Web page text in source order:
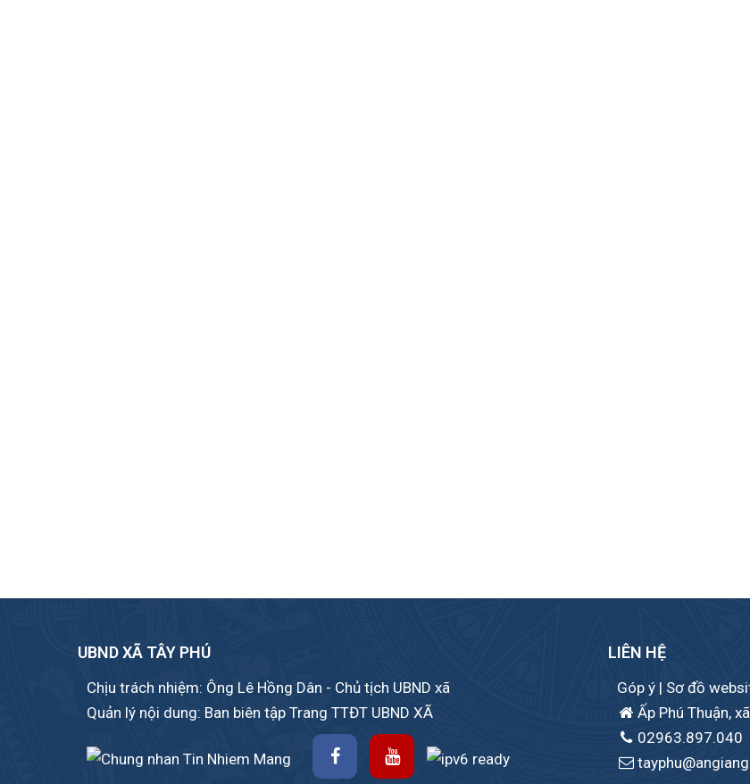
UBND XÃ TÂY PHÚ
Chịu trách nhiệm: Ông Lê Hồng Dân - Chủ tịch UBND xã
Quản lý nội dung: Ban biên tập Trang TTĐT UBND XÃ
LIÊN HỆ
Góp ý | Sơ đồ
Ấp Phú Thuận,
02963.897.040